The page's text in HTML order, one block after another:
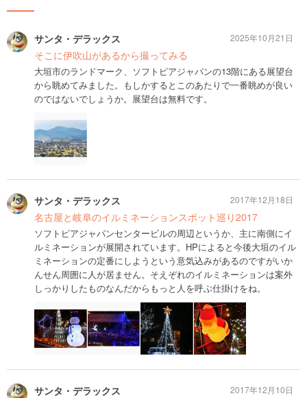
サンタ・デラックス
そこに伊吹山があるから撮ってみる
大垣市のランドマーク、ソフトピアジャパンの13階にある展望台
から眺めてみました。もしかするとこのあたりで一番眺めが良い
のではないでしょうか。展望台は無料です。
2025年10月21日
サンタ・デラックス
名古屋と岐阜のイルミネーションスポット巡り2017
ソフトピアジャパンセンタービルの周辺というか、主に南側にイ
ルミネーションが展開されています。HPによると今後大垣のイル
ミネーションの定番にしようという意気込みがあるのですがいか
んせん周囲に人が居ません。そえぞれのイルミネーションは案外
しっかりしたものなんだからもっと人を呼ぶ仕掛けをね。
2017年12月18日
サンタ・デラックス
2017年12月10日